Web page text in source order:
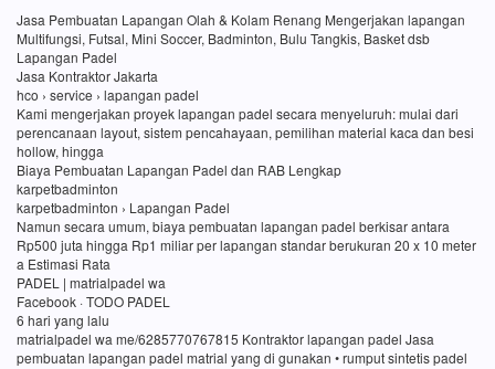
Jasa Pembuatan Lapangan Olah & Kolam Renang Mengerjakan lapangan
Multifungsi, Futsal, Mini Soccer, Badminton, Bulu Tangkis, Basket dsb
Lapangan Padel
Jasa Kontraktor Jakarta
hco › service › lapangan padel
Kami mengerjakan proyek lapangan padel secara menyeluruh: mulai dari
perencanaan layout, sistem pencahayaan, pemilihan material kaca dan besi
hollow, hingga
Biaya Pembuatan Lapangan Padel dan RAB Lengkap
karpetbadminton
karpetbadminton › Lapangan Padel
Namun secara umum, biaya pembuatan lapangan padel berkisar antara
Rp500 juta hingga Rp1 miliar per lapangan standar berukuran 20 x 10 meter
a Estimasi Rata
PADEL | matrialpadel wa
Facebook · TODO PADEL
6 hari yang lalu
matrialpadel wa me/6285770767815 Kontraktor lapangan padel Jasa
pembuatan lapangan padel matrial yang di gunakan • rumput sintetis padel